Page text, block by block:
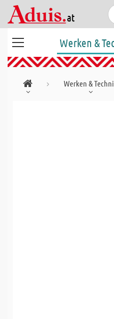
Werken &
Werken &